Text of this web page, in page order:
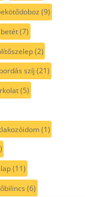
(9)
betét(7)
(2)
bordás szíj (21)
(5)
(1)
(11)
(6)